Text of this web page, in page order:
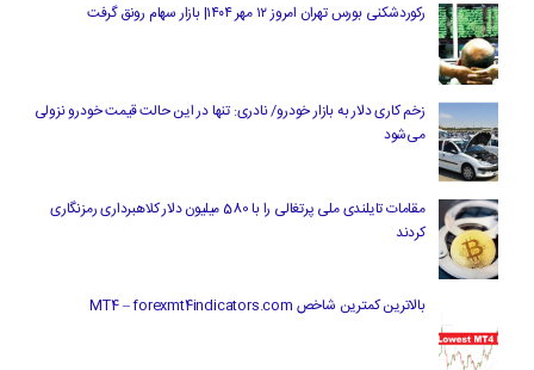
رکوردشکنی بورس تهران امروز ۱۲ مهر ۱۴۰۴| بازار سهام رونق گرفت
زخم کاری دلار به بازار خودرو/ نادری: تنها در این حالت قیمت خودرو نزولی
می‌شود
مقامات تایلندی ملی پرتغالی را با 580 میلیون دلار کلاهبرداری رمزنگاری
کردند
بالاترین کمترین شاخص MT4 – forexmt4indicators.com